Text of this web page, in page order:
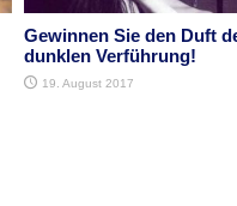
Gewinnen Sie den Duft
dunklen Verführung!
19. August 2017